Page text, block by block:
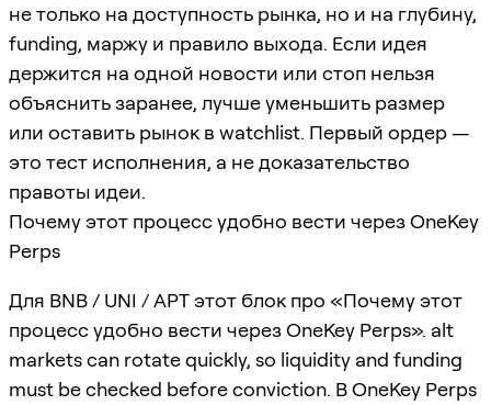
не только на доступность рынка, но и на глубину,
funding, маржу и правило выхода. Если идея
держится на одной новости или стоп нельзя
объяснить заранее, лучше уменьшить размер
или оставить рынок в watchlist. Первый ордер —
это тест исполнения, а не доказательство
правоты идеи.
Почему этот процесс удобно вести через OneKey
Perps
Для BNB / UNI / APT этот блок про «Почему этот
процесс удобно вести через OneKey Perps». alt
markets can rotate quickly, so liquidity and funding
must be checked before conviction. В OneKey Perps